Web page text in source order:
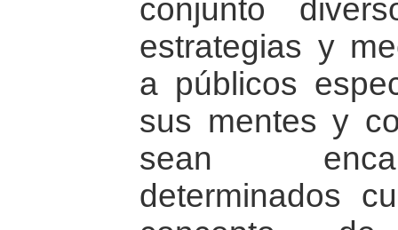
conjunto
estrategias y
a públicos
sus mentes y
sean
determinados